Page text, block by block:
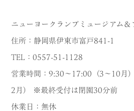
ニューヨークランプミュージアム＆
住所：静岡県伊東市富戸841-1
TEL：0557-51-1128
営業時間：9:30～17:00（3～10月
2月） ※最終受付は閉園30分前
休業日：無休